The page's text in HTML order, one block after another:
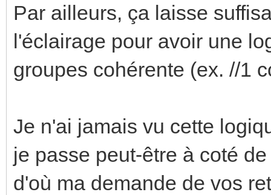
Par ailleurs, ça laisse
l'éclairage pour avoir une
groupes cohérente (ex. //1
Je n'ai jamais vu cette
je passe peut-être à coté
d'où ma demande de vos